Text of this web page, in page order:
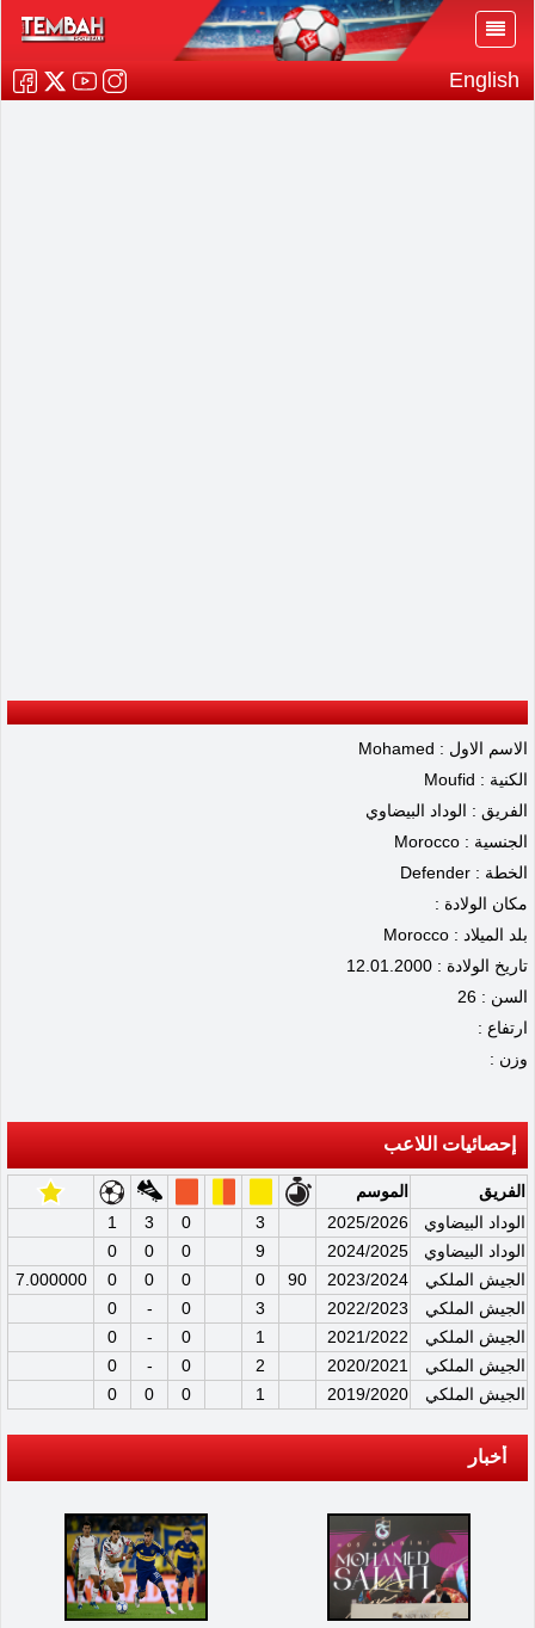
English
الاسم الاول : Mohamed
الكنية : Moufid
الفريق : الوداد البيضاوي
الجنسية : Morocco
الخطة : Defender
مكان الولادة :
بلد الميلاد : Morocco
تاريخ الولادة : 12.01.2000
السن : 26
ارتفاع :
وزن :
إحصائيات اللاعب
الفريق
الموسم
الوداد البيضاوي
2025/2026
3
0
3
1
الوداد البيضاوي
2024/2025
9
0
0
0
الجيش الملكي
2023/2024
90
0
0
0
0
7.000000
الجيش الملكي
2022/2023
3
0
-
0
الجيش الملكي
2021/2022
1
0
-
0
الجيش الملكي
2020/2021
2
0
-
0
الجيش الملكي
2019/2020
1
0
0
0
أخبار